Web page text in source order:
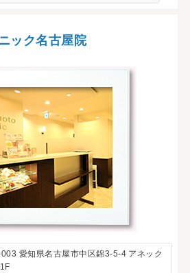
ック名古屋院
愛知県名古屋市中区錦3-5-4 アネック